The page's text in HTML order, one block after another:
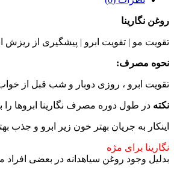
روغن نگارینا
تقویت مو | تقویت ابرو | پیشگیری از ریزش
نحوه مصرف:
تقویت ابرو ، روزی دوبار و شب قبل از
نکته در طول دوره مصرف نگارینا ابروها
اینکار به جریان بهتر خون زیر ابرو و جذب
نگارینا برای مژه
بدلیل وجود روغن سیاهدانه در بعضی